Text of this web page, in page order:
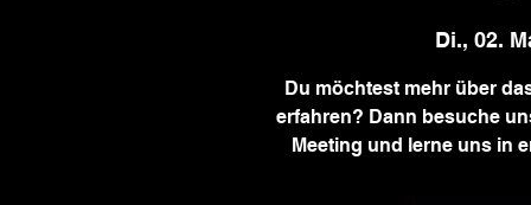
Di., 02.
Du möchtest mehr über
erfahren? Dann besuche
Meeting und lerne uns in